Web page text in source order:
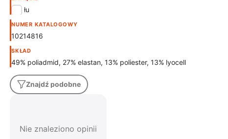
Z tyłu
NUMER KATALOGOWY
10214816
SKŁAD
49% poliadmid, 27% elastan, 13% poliester, 13% lyocell
Znajdź podobne
Nie znaleziono opinii